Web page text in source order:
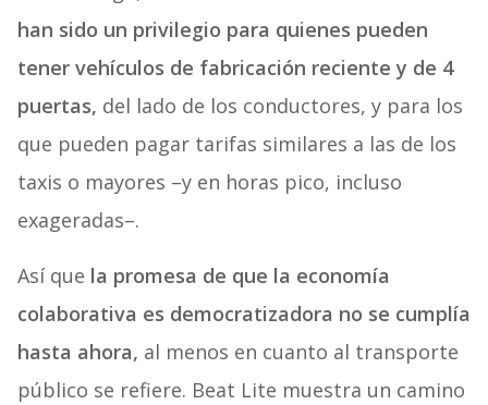
han sido un privilegio para quienes pueden
tener vehículos de fabricación reciente y de 4
puertas, del lado de los conductores, y para los
que pueden pagar tarifas similares a las de los
taxis o mayores –y en horas pico, incluso
exageradas–.
Así que la promesa de que la economía
colaborativa es democratizadora no se cumplía
hasta ahora, al menos en cuanto al transporte
público se refiere. Beat Lite muestra un camino